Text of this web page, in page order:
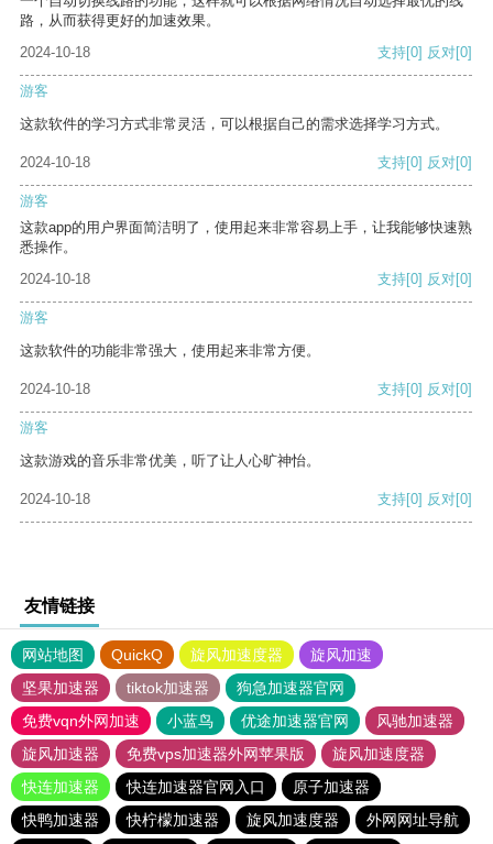
路，从而获得更好的加速效果。
2024-10-18
支持[0] 反对[0]
游客
这款软件的学习方式非常灵活，可以根据自己的需求选择学习方式。
2024-10-18 支持[0] 反对[0]
游客
这款app的用户界面简洁明了，使用起来非常容易上手，让我能够快速熟
悉操作。
2024-10-18
支持[0] 反对[0]
游客
这款软件的功能非常强大，使用起来非常方便。
2024-10-18 支持[0] 反对[0]
游客
这款游戏的音乐非常优美，听了让人心旷神怡。
2024-10-18 支持[0] 反对[0]
友情链接
网站地图 QuickQ 旋风加速度器
旋风加速
坚果加速器
tiktok加速器
狗急加速器官网
免费vqn外网加速
小蓝鸟 优途加速器官网
风驰加速器
旋风加速器
免费vps加速器外网苹果版
旋风加速度器
快连加速器
快连加速器官网入口
原子加速器
快鸭加速器
快柠檬加速器 旋风加速度器 外网网址导航